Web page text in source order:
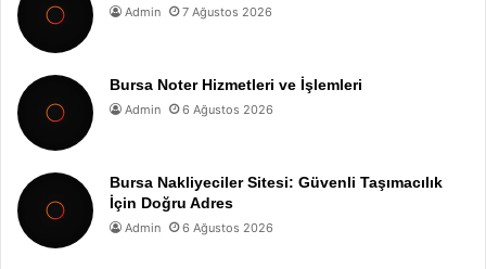
Admin 7 Ağustos 2026
Bursa Noter Hizmetleri ve İşlemleri
Admin 6 Ağustos 2026
Bursa Nakliyeciler Sitesi: Güvenli Taşımacılık
İçin Doğru Adres
Admin 6 Ağustos 2026